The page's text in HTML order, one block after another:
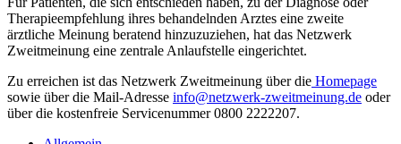
Therapieempfehlung ihres behandelnden Arztes eine zweite
ärztliche Meinung beratend hinzuzuziehen, hat das Netzwerk
Zweitmeinung eine zentrale Anlaufstelle eingerichtet.
Zu erreichen ist das Netzwerk Zweitmeinung über die Homepage
sowie über die Mail-Adresse info@netzwerk-zweitmeinung.de oder
über die kostenfreie Servicenummer 0800 2222207.